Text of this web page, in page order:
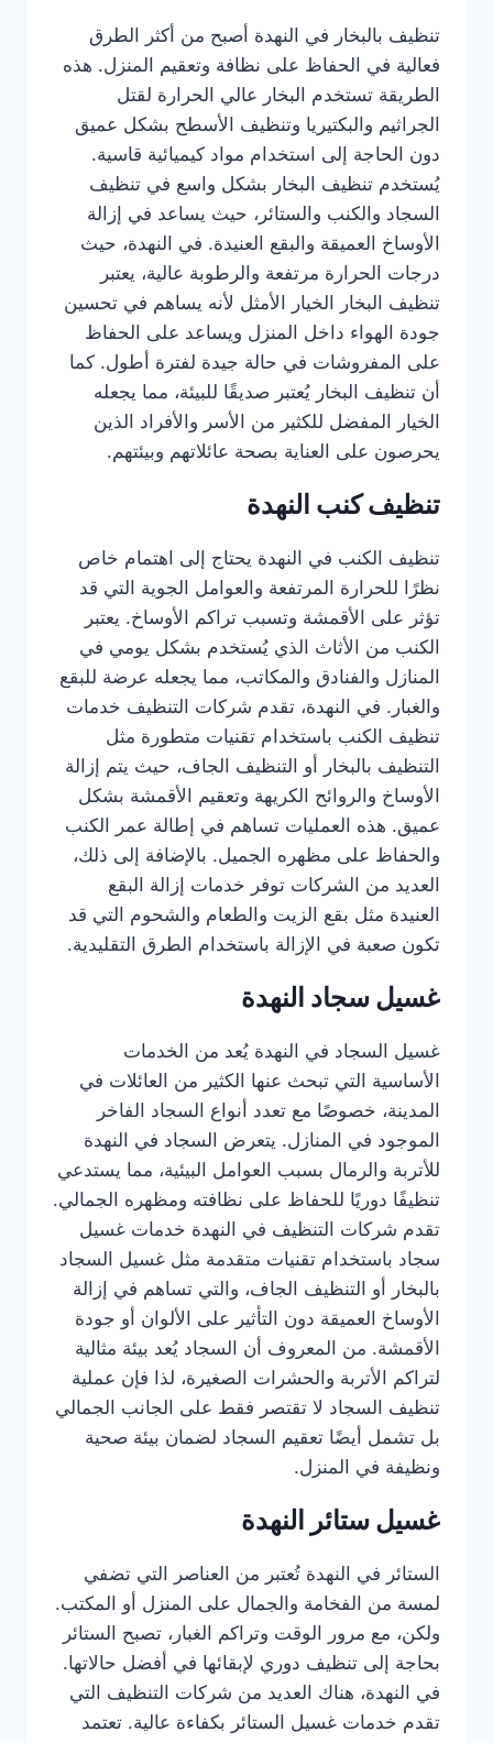
تنظيف بالبخار في النهدة أصبح من أكثر الطرق
فعالية في الحفاظ على نظافة وتعقيم المنزل. هذه
الطريقة تستخدم البخار عالي الحرارة لقتل
الجراثيم والبكتيريا وتنظيف الأسطح بشكل عميق
دون الحاجة إلى استخدام مواد كيميائية قاسية.
يُستخدم تنظيف البخار بشكل واسع في تنظيف
السجاد والكنب والستائر، حيث يساعد في إزالة
الأوساخ العميقة والبقع العنيدة. في النهدة، حيث
درجات الحرارة مرتفعة والرطوبة عالية، يعتبر
تنظيف البخار الخيار الأمثل لأنه يساهم في تحسين
جودة الهواء داخل المنزل ويساعد على الحفاظ
على المفروشات في حالة جيدة لفترة أطول. كما
أن تنظيف البخار يُعتبر صديقًا للبيئة، مما يجعله
الخيار المفضل للكثير من الأسر والأفراد الذين
يحرصون على العناية بصحة عائلاتهم وبيئتهم.
تنظيف كنب النهدة
تنظيف الكنب في النهدة يحتاج إلى اهتمام خاص
نظرًا للحرارة المرتفعة والعوامل الجوية التي قد
تؤثر على الأقمشة وتسبب تراكم الأوساخ. يعتبر
الكنب من الأثاث الذي يُستخدم بشكل يومي في
المنازل والفنادق والمكاتب، مما يجعله عرضة للبقع
والغبار. في النهدة، تقدم شركات التنظيف خدمات
تنظيف الكنب باستخدام تقنيات متطورة مثل
التنظيف بالبخار أو التنظيف الجاف، حيث يتم إزالة
الأوساخ والروائح الكريهة وتعقيم الأقمشة بشكل
عميق. هذه العمليات تساهم في إطالة عمر الكنب
والحفاظ على مظهره الجميل. بالإضافة إلى ذلك،
العديد من الشركات توفر خدمات إزالة البقع
العنيدة مثل بقع الزيت والطعام والشحوم التي قد
تكون صعبة في الإزالة باستخدام الطرق التقليدية.
غسيل سجاد النهدة
غسيل السجاد في النهدة يُعد من الخدمات
الأساسية التي تبحث عنها الكثير من العائلات في
المدينة، خصوصًا مع تعدد أنواع السجاد الفاخر
الموجود في المنازل. يتعرض السجاد في النهدة
للأتربة والرمال بسبب العوامل البيئية، مما يستدعي
تنظيفًا دوريًا للحفاظ على نظافته ومظهره الجمالي.
تقدم شركات التنظيف في النهدة خدمات غسيل
سجاد باستخدام تقنيات متقدمة مثل غسيل السجاد
بالبخار أو التنظيف الجاف، والتي تساهم في إزالة
الأوساخ العميقة دون التأثير على الألوان أو جودة
الأقمشة. من المعروف أن السجاد يُعد بيئة مثالية
لتراكم الأتربة والحشرات الصغيرة، لذا فإن عملية
تنظيف السجاد لا تقتصر فقط على الجانب الجمالي
بل تشمل أيضًا تعقيم السجاد لضمان بيئة صحية
ونظيفة في المنزل.
غسيل ستائر النهدة
الستائر في النهدة تُعتبر من العناصر التي تضفي
لمسة من الفخامة والجمال على المنزل أو المكتب.
ولكن، مع مرور الوقت وتراكم الغبار، تصبح الستائر
بحاجة إلى تنظيف دوري لإبقائها في أفضل حالاتها.
في النهدة، هناك العديد من شركات التنظيف التي
تقدم خدمات غسيل الستائر بكفاءة عالية. تعتمد